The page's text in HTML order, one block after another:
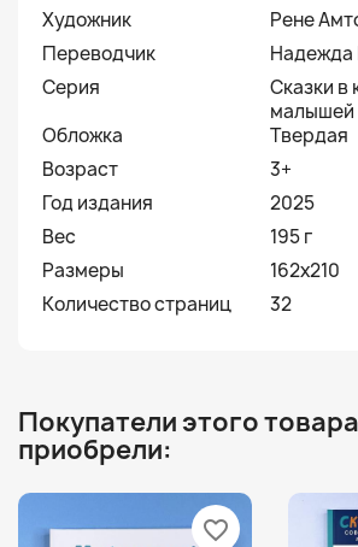
Художник
Рене
Переводчик
Надежда
Серия
Сказки в
малышей
Обложка
Твердая
Возраст
3+
Год издания
2025
Вес
195 г
Размеры
162x210
Количество страниц
32
Покупатели этого
приобрели:
favorite_border